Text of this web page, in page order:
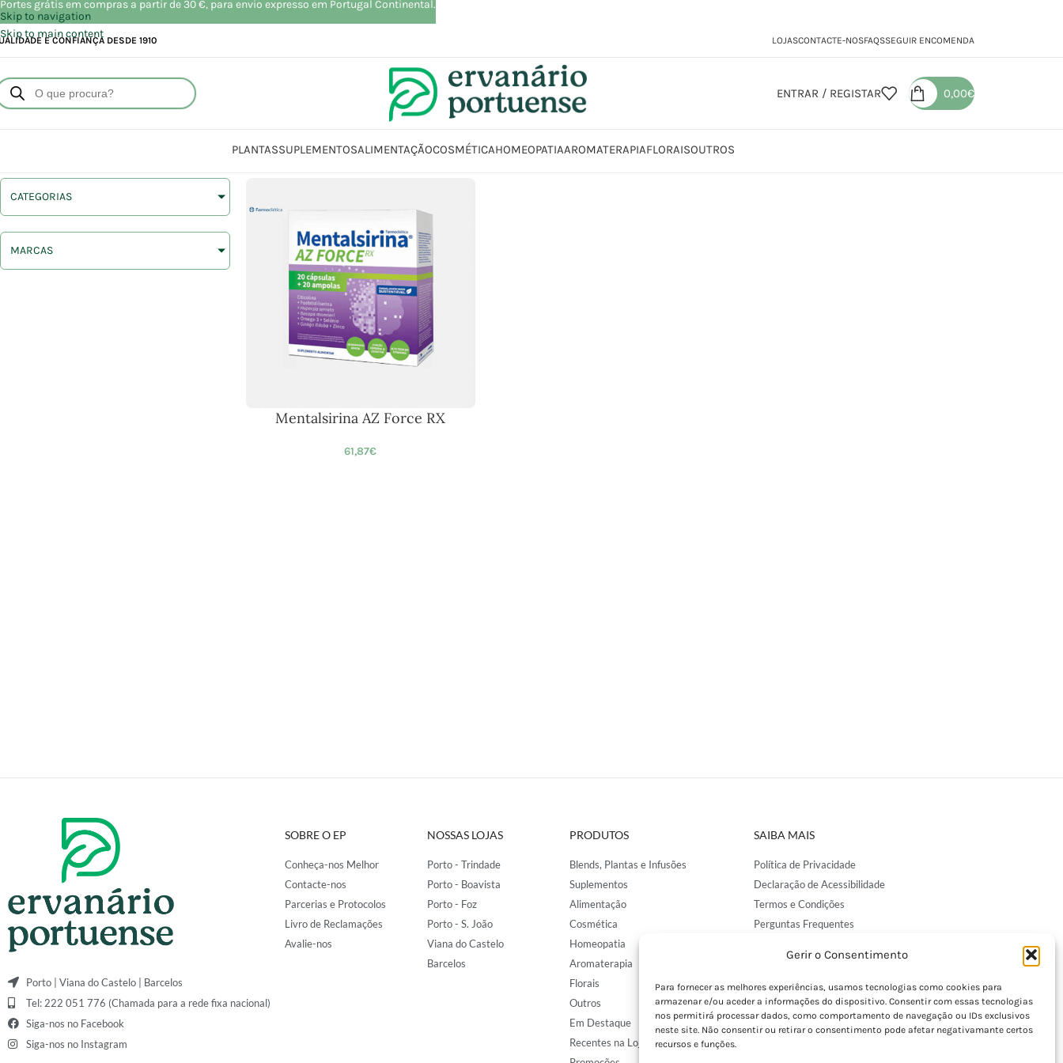
Gerir o Consentimento
Para fornecer as melhores experiências, usamos tecnologias como cookies para
armazenar e/ou aceder a informações do dispositivo. Consentir com essas tecnologias
nos permitirá processar dados, como comportamento de navegação ou IDs exclusivos
neste site. Não consentir ou retirar o consentimento pode afetar negativamante certos
recursos e funções.
Skip to navigation
Skip to main content
E CONFIANÇA DESDE 1910 LOJASCONTACTE-NOSFAQSSEGUIR ENCOMENDA
ENTRAR / REGISTAR 0,00€
PLANTASSUPLEMENTOSALIMENTAÇÃOCOSMÉTICAHOMEOPATIAAROMATERAPIAFLORAISOUTROS
CATEGORIAS
MARCAS
Mentalsirina AZ Force RX
61,87€
Porto | Viana do Castelo | Barcelos
Tel: 222 051 776 (Chamada para a rede fixa nacional)
Siga-nos no Facebook
Siga-nos no Instagram
SOBRE O EP
Conheça-nos Melhor
Contacte-nos
Parcerias e Protocolos
Livro de Reclamações
Avalie-nos
NOSSAS LOJAS
Porto - Trindade
Porto - Boavista
Porto - Foz
Porto - S. João
Viana do Castelo
Barcelos
PRODUTOS
Blends, Plantas e Infusões
Suplementos
Alimentação
Cosmética
Homeopatia
Aromaterapia
Florais
Outros
Em Destaque
Recentes na Loja
SAIBA MAIS
Política de Privacidade
Declaração de Acessibilidade
Termos e Condições
Perguntas Frequentes
Encomendas Internacionais
Seguir Encomenda
Devoluções e Trocas
Portes grátis em compras a partir de 30 €, para envio expresso em Portugal Continental.